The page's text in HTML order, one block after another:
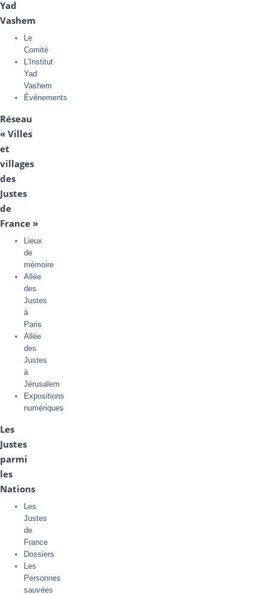
Yad
Vashem
Le
Comité
L’Institut
Yad
Vashem
Événements
Réseau
« Villes
et
villages
des
Justes
de
France »
Lieux
de
mémoire
Allée
des
Justes
à
Paris
Allée
des
Justes
à
Jérusalem
Expositions
numériques
Les
Justes
parmi
les
Nations
Les
Justes
de
France
Dossiers
Les
Personnes
sauvées